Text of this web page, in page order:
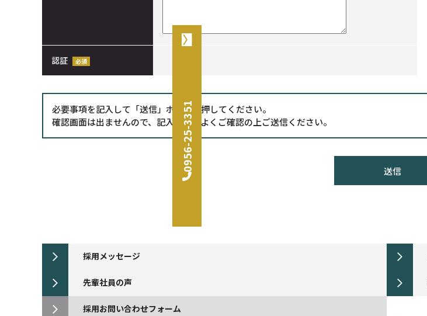
0956-25-3351
認証
必要事項を記入して「送信」ボタンを押してください。
確認画面は出ませんので、記入内容をよくご確認の上ご送信ください。
採用メッセージ
先輩社員の声
採用お問い合わせフォーム